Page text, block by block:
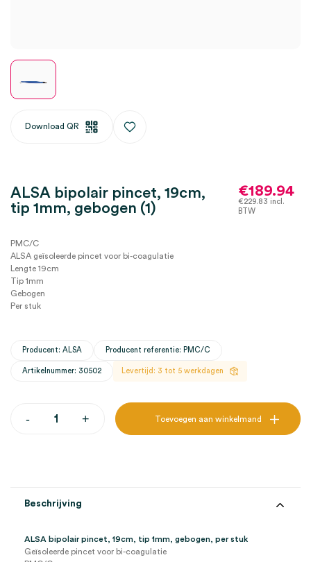
Download QR
ALSA bipolair pincet, 19cm,
tip 1mm, gebogen (1)
€189.94
€229.83 incl.
BTW
PMC/C
ALSA geïsoleerde pincet voor bi-coagulatie
Lengte 19cm
Tip 1mm
Gebogen
Per stuk
Producent: ALSA Producent referentie: PMC/C
Artikelnummer: 30502 Levertijd: 3 tot 5 werkdagen
-
(1)
+ Toevoegen aan winkelmand
Beschrijving
ALSA bipolair pincet, 19cm, tip 1mm, gebogen, per stuk
Geïsoleerde pincet voor bi-coagulatie